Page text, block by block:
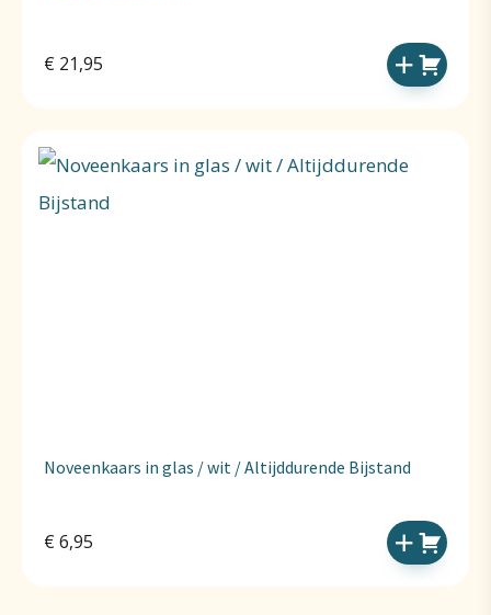
€ 21,95
Noveenkaars in glas / wit / Altijddurende Bijstand
€ 6,95